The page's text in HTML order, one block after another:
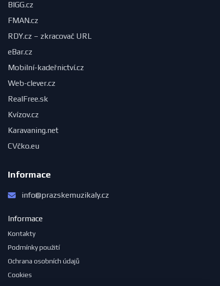
BIGG.cz
FMAN.cz
RDY.cz – zkracovač URL
eBar.cz
Mobilní-kadeřnictví.cz
Web-clever.cz
RealFree.sk
Kvízov.cz
Karavaning.net
CVčko.eu
Informace
info@prazskemuzikaly.cz
Informace
Kontakty
Podmínky použití
Ochrana osobních údajů
Cookies